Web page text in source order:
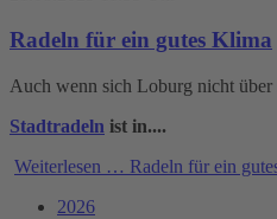
Radeln für ein gutes Klima
Auch wenn sich Loburg nicht
Stadtradeln ist in....
Weiterlesen … Radeln für ein
2026